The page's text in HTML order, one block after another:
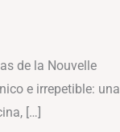
de la Nouvelle
e irrepetible: una
[…]